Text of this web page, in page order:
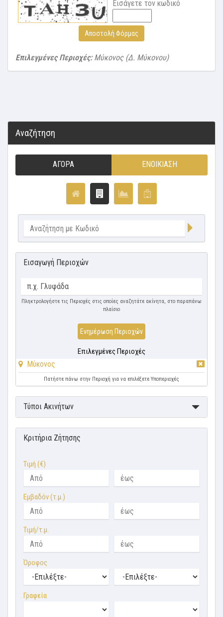
Εισάγετε τον κωδικό
Αποστολή Φόρμας
Επιλεγμένες Περιοχές:Μύκονος (Δ. Μύκονου)
Αναζήτηση
ΑΓΟΡΆ ΕΝΟΙΚΊΑΣΗ
Εισαγωγή Περιοχών
Πληκτρολογήστε τις Περιοχές στις οποίες αναζητάτε ακίνητα, στο παραπάνω
πλαίσιο
Ενημέρωση Περιοχών
Επιλεγμένες Περιοχές
Μύκονος
Πατήστε πάνω στην Περιοχή για να επιλέξετε Υποπεριοχές
Τύποι Ακινήτων
Κριτήρια Ζήτησης
Τιμή (€)
Εμβαδόν (τ.μ.)
Τιμή/τ.μ.
Όροφος
Γραφεία